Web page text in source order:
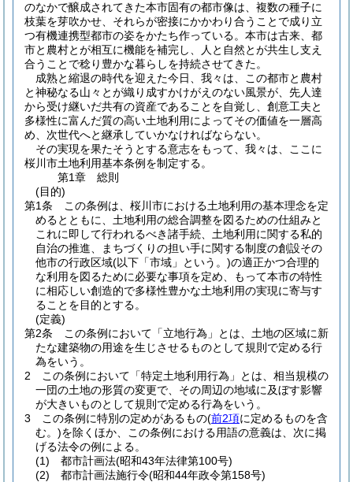
のなかで醸成されてきた本市固有の都市像は、複数の種子に
枝葉を芽吹かせ、それらが密接にかかわり合うことで成り立
つ有機連携型都市の姿をかたち作っている。本市は古来、都
市と農村とが相互に機能を補完し、人と自然とが共生し支え
合うことで稔り豊かな暮らしを持続させてきた。
成熟と縮退の時代を迎えた今日、我々は、この都市と農村
と神秘なる山々とが織り成すかけがえのない風景が、先人達
から受け継いだ共有の資産であることを自覚し、創意工夫と
多様性に富んだ質の高い土地利用によってその価値を一層高
め、次世代へと継承していかなければならない。
その実現を果たそうとする意志をもって、我々は、ここに
桜川市土地利用基本条例を制定する。
第1章
総則
(目的)
第1条
この条例は、桜川市における土地利用の基本理念を定
めるとともに、土地利用の総合調整を図るための仕組みと
これに即して行われるべき諸手続、土地利用に関する私的
自治の推進、まちづくりの担い手に関する制度の創設その
他市の行政区域(以下「市域」という。)の適正かつ合理的
な利用を図るために必要な事項を定め、もって本市の特性
に相応しい創造的で多様性豊かな土地利用の実現に寄与す
ることを目的とする。
(定義)
第2条
この条例において「立地行為」とは、土地の区域に新
たな建築物の用途を生じさせるものとして規則で定める行
為をいう。
2
この条例において「特定土地利用行為」とは、相当規模の
一団の土地の形質の変更で、その周辺の地域に及ぼす影響
が大きいものとして規則で定める行為をいう。
3
この条例に特別の定めがあるもの(前2項に定めるものを含
む。)を除くほか、この条例における用語の意義は、次に掲
げる法令の例による。
(1)
都市計画法(昭和43年法律第100号)
(2)
都市計画法施行令(昭和44年政令第158号)